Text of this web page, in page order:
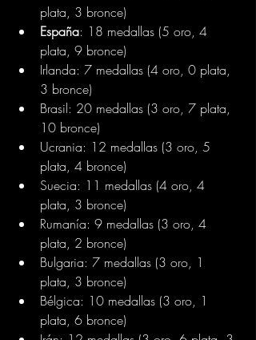
plata, 3 bronce)
España: 18 medallas (5 oro, 4
plata, 9 bronce)
Irlanda: 7 medallas (4 oro, 0 plata,
3 bronce)
Brasil: 20 medallas (3 oro, 7 plata,
10 bronce)
Ucrania: 12 medallas (3 oro, 5
plata, 4 bronce)
Suecia: 11 medallas (4 oro, 4
plata, 3 bronce)
Rumanía: 9 medallas (3 oro, 4
plata, 2 bronce)
Bulgaria: 7 medallas (3 oro, 1
plata, 3 bronce)
Bélgica: 10 medallas (3 oro, 1
plata, 6 bronce)